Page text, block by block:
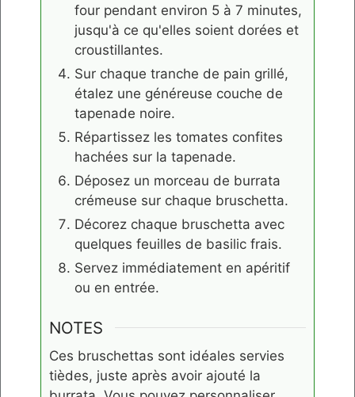
four pendant environ 5 à 7 minutes,
jusqu'à ce qu'elles soient dorées et
croustillantes.
Sur chaque tranche de pain grillé,
étalez une généreuse couche de
tapenade noire.
Répartissez les tomates confites
hachées sur la tapenade.
Déposez un morceau de burrata
crémeuse sur chaque bruschetta.
Décorez chaque bruschetta avec
quelques feuilles de basilic frais.
Servez immédiatement en apéritif
ou en entrée.
NOTES
Ces bruschettas sont idéales servies
tièdes, juste après avoir ajouté la